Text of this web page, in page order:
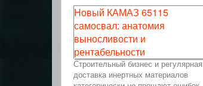
Новый КАМАЗ 65115
самосвал: анатомия
выносливости и
рентабельности
Строительный бизнес и регулярная
доставка инертных материалов